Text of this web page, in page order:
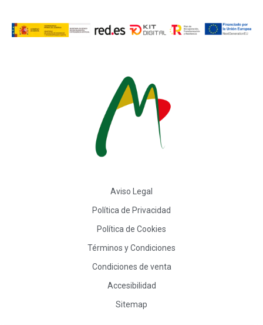
Aviso Legal
Política de Privacidad
Política de Cookies
Términos y Condiciones
Condiciones de venta
Accesibilidad
Sitemap